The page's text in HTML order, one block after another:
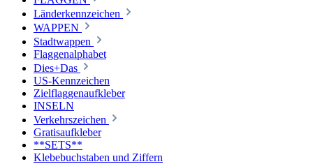
Länderkennzeichen
WAPPEN
Stadtwappen
Flaggenalphabet
Dies+Das
US-Kennzeichen
Zielflaggenaufkleber
INSELN
Verkehrszeichen
Gratisaufkleber
**SETS**
Klebebuchstaben und Ziffern